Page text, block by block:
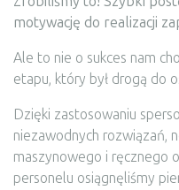
motywację do realizacji
Ale to nie o sukces nam
etapu, który był drogą do
Dzięki zastosowaniu
niezawodnych rozwiązań,
maszynowego i ręcznego
personelu osiągnęliśmy